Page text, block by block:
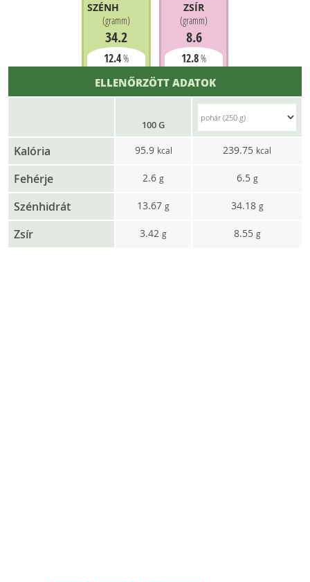
SZÉNHIDRÁT
(gramm)
34.2
12.4%
ZSÍR
(gramm)
8.6
12.8%
ELLENŐRZÖTT ADATOK
100 G
Kalória 95.9 kcal 239.75 kcal
Fehérje 2.6 g 6.5 g
Szénhidrát 13.67 g 34.18 g
Zsír 3.42 g 8.55 g